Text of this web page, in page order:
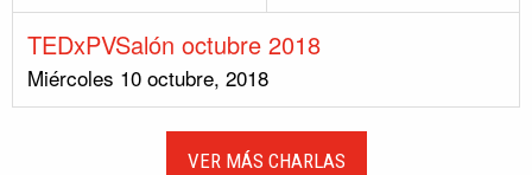
TEDxPVSalón octubre 2018
Miércoles 10 octubre, 2018
VER MÁS CHARLAS